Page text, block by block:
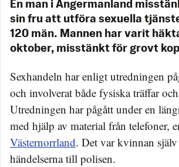
En man i Ångermanland
sin fru att utföra sexuella
120 män. Mannen har varit
oktober, misstänkt för grovt
Sexhandeln har enligt utredningen
och involverat både fysiska träffar
Utredningen har pågått under en
med hjälp av material från telefoner,
Västernorrland. Det var kvinnan
händelserna till polisen.